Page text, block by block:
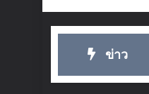
ข่าว
แผนปฏิ